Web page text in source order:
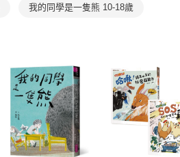
定代理人或監護人之同意方可使用
，將依據個別帳號之用戶狀況，依本公司即
仍有額度不足之情形，本公司將視審查結果
用他人資訊註冊。若發現惡意使用之情形，
止該用戶之使用額度並採取法律行動。
我的同學是一隻熊 10-18歲